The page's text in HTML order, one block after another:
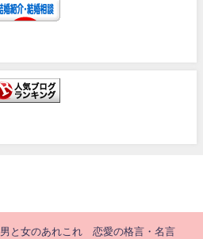
男と女のあれこれ 恋愛の格言・名言